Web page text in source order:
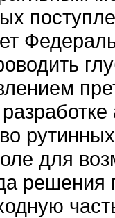
для
решения